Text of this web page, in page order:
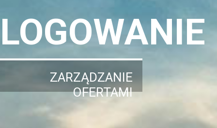
LOGOWANIE
ZARZĄDZANIE
OFERTAMI